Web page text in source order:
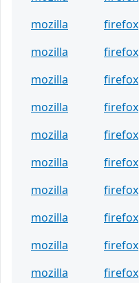
mozilla
firefox
mozilla
firefox
mozilla
firefox
mozilla
firefox
mozilla
firefox
mozilla
firefox
mozilla
firefox
mozilla
firefox
mozilla
firefox
mozilla
firefox